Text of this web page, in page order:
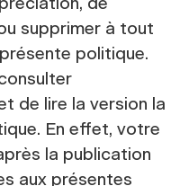
de
supprimer à tout
politique.
de lire la version la
En effet, votre
la publication
aux présentes